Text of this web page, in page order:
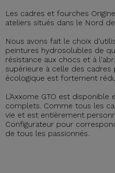
Les cadres et fourches
ateliers situés dans le Nord
Nous avons fait le choix
peintures hydrosolubles de
résistance aux chocs et à
supérieure à celle des
écologique est fortement
L’Axxome GTO est
complets. Comme tous les
vie et est entièrement
Configurateur pour
de tous les passionnés.